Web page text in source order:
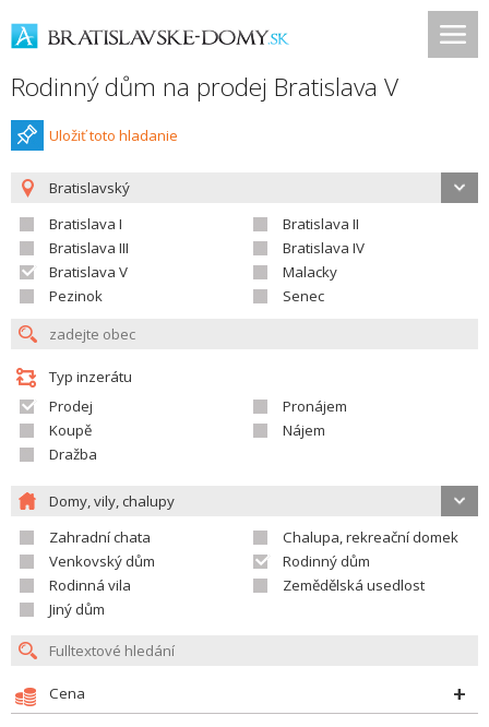
Rodinný dům na prodej Bratislava V
Uložiť toto hladanie
Bratislavský
Bratislava I
Bratislava II
Bratislava III
Bratislava IV
Bratislava V
Malacky
Pezinok
Senec
Typ inzerátu
Prodej
Pronájem
Koupě
Nájem
Dražba
Domy, vily, chalupy
Zahradní chata
Chalupa, rekreační domek
Venkovský dům
Rodinný dům
Rodinná vila
Zemědělská usedlost
Jiný dům
Cena